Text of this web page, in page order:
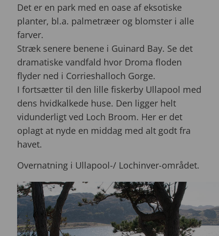
Det er en park med en oase af eksotiske
planter, bl.a. palmetræer og blomster i alle
farver.
Stræk senere benene i Guinard Bay. Se det
dramatiske vandfald hvor Droma floden
flyder ned i Corrieshalloch Gorge.
I fortsætter til den lille fiskerby Ullapool med
dens hvidkalkede huse. Den ligger helt
vidunderligt ved Loch Broom. Her er det
oplagt at nyde en middag med alt godt fra
havet.
Overnatning i Ullapool-/ Lochinver-området.